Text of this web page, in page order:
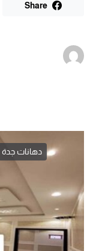
Share
دهانات جدة